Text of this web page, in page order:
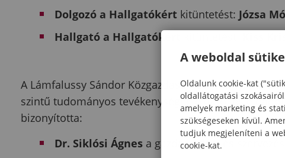
Dolgozó a Hallgatókért kitüntetést: Józsa
Hallgató a Hallgatókért
A Lámfalussy Sándor Közgazdaságtudományi
szintű tudományos tevékenységét, oktatói és
bizonyította:
Dr. Siklósi Ágnes a gazdálkodás- és
A weboldal
Oldalunk cookie-kat
oldallátogatási
amelyek marketing és
szükségeseken kívül.
tudjuk megjeleníteni a
cookie-kat.